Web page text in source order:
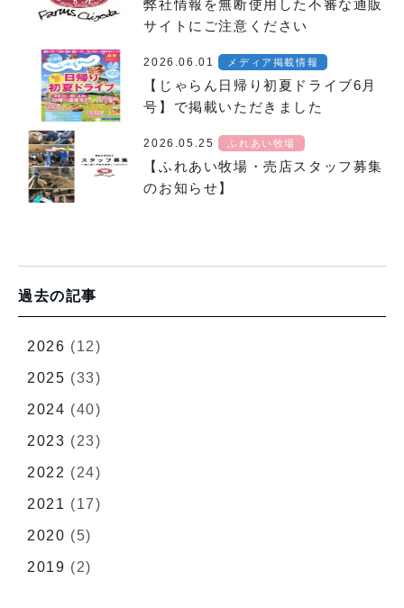
弊社情報を無断使用した不審な通販
サイトにご注意ください
2026.06.01 メディア掲載情報
【じゃらん日帰り初夏ドライブ6月
号】で掲載いただきました
2026.05.25 ふれあい牧場
【ふれあい牧場・売店スタッフ募集
のお知らせ】
過去の記事
2026 (12)
2025 (33)
2024 (40)
2023 (23)
2022 (24)
2021 (17)
2020 (5)
2019 (2)